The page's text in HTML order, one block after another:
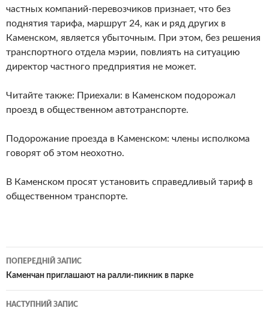
частных компаний-перевозчиков признает, что без
поднятия тарифа, маршрут 24, как и ряд других в
Каменском, является убыточным. При этом, без решения
транспортного отдела мэрии, повлиять на ситуацию
директор частного предприятия не может.
Читайте также: Приехали: в Каменском подорожал
проезд в общественном автотранспорте.
Подорожание проезда в Каменском: члены исполкома
говорят об этом неохотно.
В Каменском просят установить справедливый тариф в
общественном транспорте.
Навігація
по
записам
ПОПЕРЕДНІЙ ЗАПИС
Каменчан приглашают на ралли-пикник в парке
НАСТУПНИЙ ЗАПИС